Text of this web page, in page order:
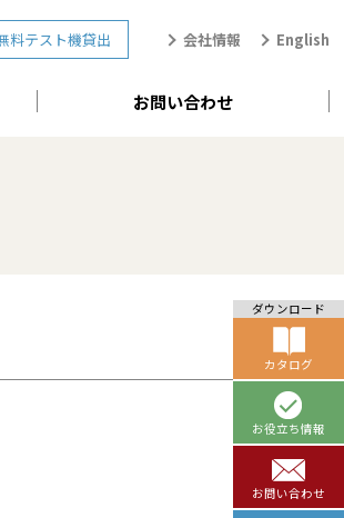
料テスト機貸出 会社情報 English
お問い合わせ
ダウンロード
カタログ
お役立ち情報
お問い合わせ